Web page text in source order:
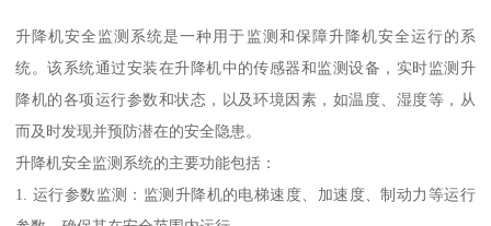
升降机安全监测系统是一种用于监测和保障升降机安全运行的系
统。该系统通过安装在升降机中的传感器和监测设备，实时监测升
降机的各项运行参数和状态，以及环境因素，如温度、湿度等，从
而及时发现并预防潜在的安全隐患。
升降机安全监测系统的主要功能包括：
1. 运行参数监测：监测升降机的电梯速度、加速度、制动力等运行